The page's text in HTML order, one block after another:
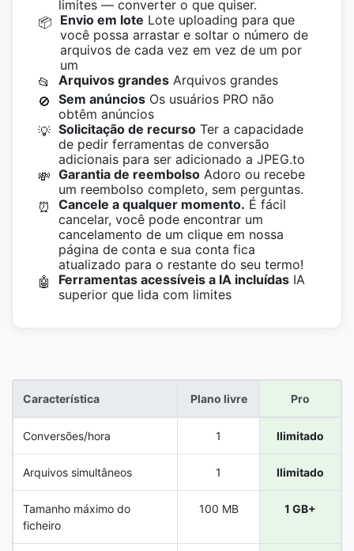
limites — converter o que quiser.
📦 Envio em lote Lote uploading para que
você possa arrastar e soltar o número de
arquivos de cada vez em vez de um por
um
📂
Arquivos grandes Arquivos grandes
🚫 Sem anúncios Os usuários PRO não
obtêm anúncios
💡 Solicitação de recurso Ter a capacidade
de pedir ferramentas de conversão
adicionais para ser adicionado a JPEG.to
💸 Garantia de reembolso Adoro ou recebe
um reembolso completo, sem perguntas.
⏰
Cancele a qualquer momento. É fácil
cancelar, você pode encontrar um
cancelamento de um clique em nossa
página de conta e sua conta fica
atualizado para o restante do seu termo!
🤖
Ferramentas acessíveis a IA incluídas IA
superior que lida com limites
Característica Plano livre Pro
Conversões/hora 1 Ilimitado
Arquivos simultâneos 1 Ilimitado
Tamanho máximo do
ficheiro
100 MB 1 GB+